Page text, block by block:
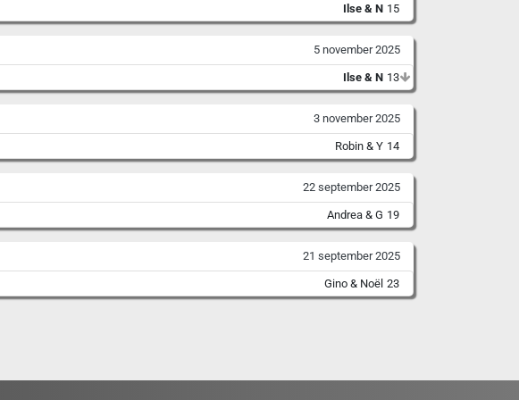
Ilse & N 15
5 november 2025
Ilse & N 13
3 november 2025
Robin & Y 14
22 september 2025
Andrea & G 19
21 september 2025
Gino & Noël 23